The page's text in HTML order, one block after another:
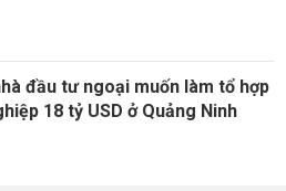
đầu tư ngoại muốn làm tổ hợp
18 tỷ USD ở Quảng Ninh